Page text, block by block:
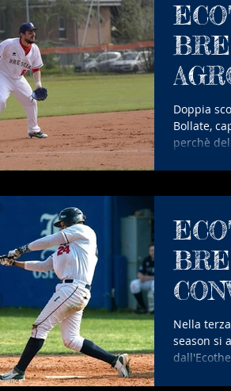
Doppia
Bollate,
perchè
Nella
season si